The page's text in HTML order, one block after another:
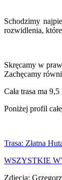
Schodzimy
rozwidlenia,
Skręcamy w
Zachęcamy
Cała trasa ma
Poniżej profil
Trasa: Złatna
WSZYSTKIE
Zdjęcia: